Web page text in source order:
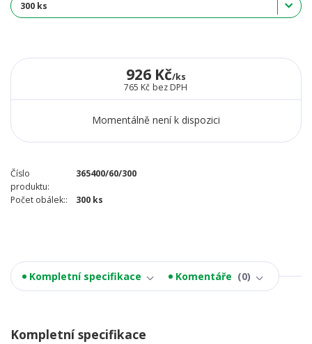
926 Kč/ks
765 Kč bez DPH
Momentálně není k dispozici
Číslo
produktu:
365400/60/300
Počet obálek:: 300 ks
Kompletní specifikace Komentáře 0
Kompletní specifikace